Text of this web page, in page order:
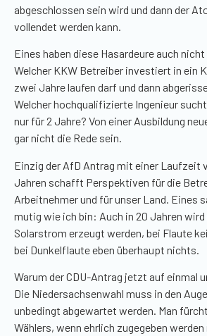
abgeschlossen sein wird und dann der
vollendet werden kann.
Eines haben diese Hasardeure auch
Welcher KKW Betreiber investiert in ein
zwei Jahre laufen darf und dann
Welcherhochqualifizierte Ingenieur
nur für 2 Jahre? Von einer Ausbildung
gar nicht die Rede sein.
Einzig der AfD Antrag mit einer Laufzeit
Jahren schafft Perspektiven für die
Arbeitnehmer und für unser Land. Eines
mutig wie ich bin: Auch in 20 Jahren
Solarstrom erzeugt werden, bei Flaute
bei Dunkelflaute eben überhaupt nichts.
Warum der CDU-Antrag jetzt auf einmal
Die Niedersachsenwahl muss in den
unbedingt abgewartet werden. Man
Wählers, wenn ehrlich zugegeben